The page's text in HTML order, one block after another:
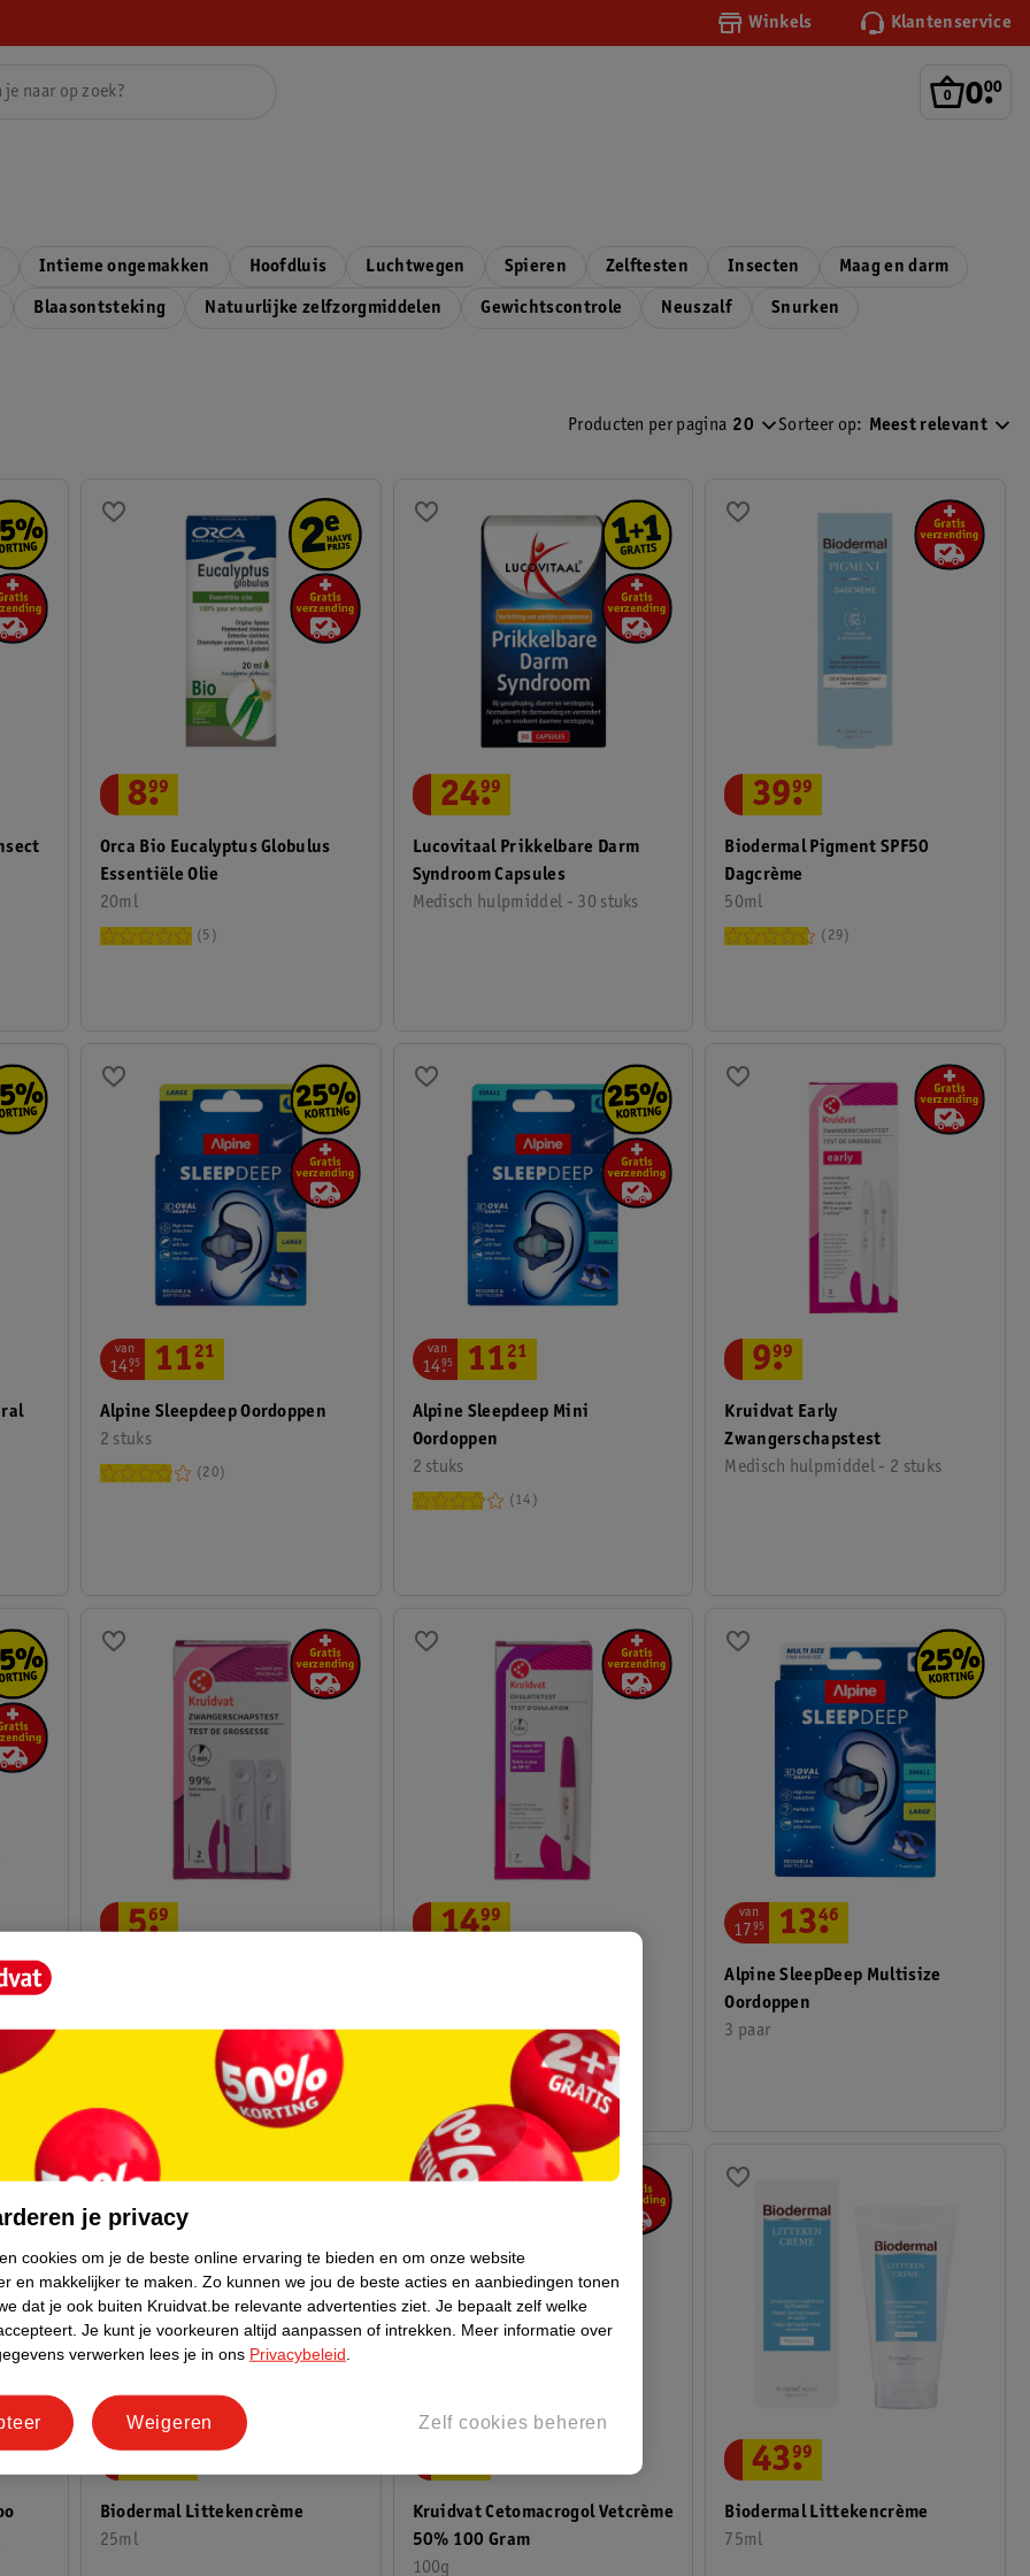
Winkels Klantenservice
0.
00
Intieme ongemakken Hoofdluis Luchtwegen Spieren Zelftesten Insecten Maag en darm
Blaasontsteking Natuurlijke zelfzorgmiddelen Gewichtscontrole Neuszalf Snurken
Producten per pagina 20 Sorteer op: Meest relevant
Orca Bio Eucalyptus Globulus
Essentiële Olie
20ml
8.
99
5
Lucovitaal Prikkelbare Darm
Syndroom Capsules
Medisch hulpmiddel - 30 stuks
24.
99
Biodermal Pigment SPF50
Dagcrème
50ml
39.
99
29
Alpine Sleepdeep Oordoppen
2 stuks
van
14.
95 11.
21
20
Alpine Sleepdeep Mini
Oordoppen
2 stuks
van
14.
95 11.
21
14
Kruidvat Early
Zwangerschapstest
Medisch hulpmiddel - 2 stuks
9.
99
5.
69 14.
99
Alpine SleepDeep Multisize
Oordoppen
3 paar
van
17.
95 13.
46
Biodermal Littekencrème
25ml
21.
99
Kruidvat Cetomacrogol Vetcrème
50% 100 Gram
100g
Biodermal Littekencrème
75ml
43.
99
je privacy
cookies om je de beste online ervaring te bieden en om onze website
en makkelijker te maken. Zo kunnen we jou de beste acties en aanbiedingen tonen
dat je ook buiten Kruidvat.be relevante advertenties ziet. Je bepaalt zelf welke
Je kunt je voorkeuren altijd aanpassen of intrekken.
Meer informatie over
verwerken lees je in ons Privacybeleid
Zelf cookies beheren
Weigeren